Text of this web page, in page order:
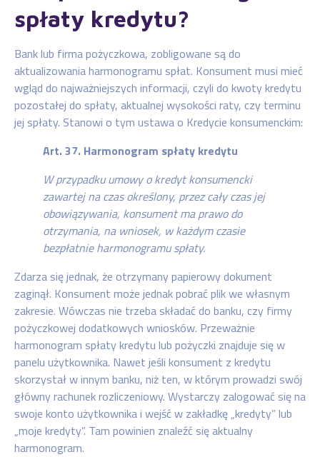
spłaty kredytu?
Bank lub firma pożyczkowa, zobligowane są do
aktualizowania harmonogramu spłat. Konsument musi mieć
wgląd do najważniejszych informacji, czyli do kwoty kredytu
pozostałej do spłaty, aktualnej wysokości raty, czy terminu
jej spłaty. Stanowi o tym ustawa o Kredycie konsumenckim:
Art. 37. Harmonogram spłaty kredytu
W przypadku umowy o kredyt konsumencki
zawartej na czas określony, przez cały czas jej
obowiązywania, konsument ma prawo do
otrzymania, na wniosek, w każdym czasie
bezpłatnie harmonogramu spłaty.
Zdarza się jednak, że otrzymany papierowy dokument
zaginął. Konsument może jednak pobrać plik we własnym
zakresie. Wówczas nie trzeba składać do banku, czy firmy
pożyczkowej dodatkowych wniosków. Przeważnie
harmonogram spłaty kredytu lub pożyczki znajduje się w
panelu użytkownika. Nawet jeśli konsument z kredytu
skorzystał w innym banku, niż ten, w którym prowadzi swój
główny rachunek rozliczeniowy. Wystarczy zalogować się na
swoje konto użytkownika i wejść w zakładkę „kredyty” lub
„moje kredyty”. Tam powinien znaleźć się aktualny
harmonogram.